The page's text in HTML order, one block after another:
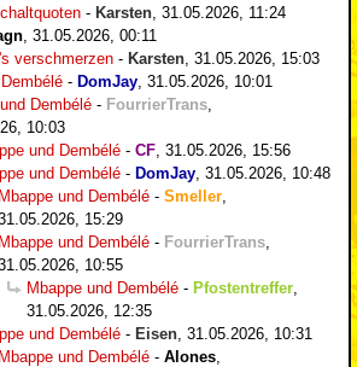
- Karsten 31.05.2026, 11:24
31.05.2026, 00:11
verschmerzen - Karsten 31.05.2026, 15:03
- DomJay 31.05.2026, 10:01
Dembélé - FourrierTrans
10:03
und Dembélé - CF 31.05.2026, 15:56
und Dembélé - DomJay 31.05.2026, 10:48
Mbappe und Dembélé - Smeller
15:29
Mbappe und Dembélé - FourrierTrans
10:55
Mbappe und Dembélé - Pfostentreffer
31.05.2026, 12:35
und Dembélé - Eisen 31.05.2026, 10:31
Mbappe und Dembélé - Alones